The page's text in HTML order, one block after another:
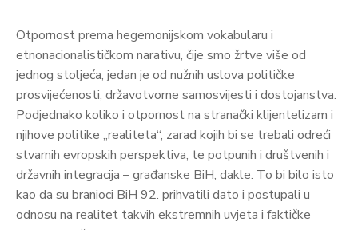
Otpornost prema hegemonijskom vokabularu i
etnonacionalističkom narativu, čije smo žrtve više od
jednog stoljeća, jedan je od nužnih uslova političke
prosvijećenosti, državotvorne samosvijesti i dostojanstva.
Podjednako koliko i otpornost na stranački klijentelizam i
njihove politike „realiteta“, zarad kojih bi se trebali odreći
stvarnih evropskih perspektiva, te potpunih i društvenih i
državnih integracija – građanske BiH, dakle. To bi bilo isto
kao da su branioci BiH 92. prihvatili dato i postupali u
odnosu na realitet takvih ekstremnih uvjeta i faktičke